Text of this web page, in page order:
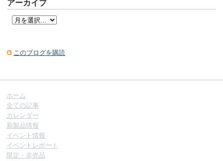
このブログを購読
ホーム
全ての記事
カレンダー
新製品情報
イベント情報
イベントレポート
限定・非売品